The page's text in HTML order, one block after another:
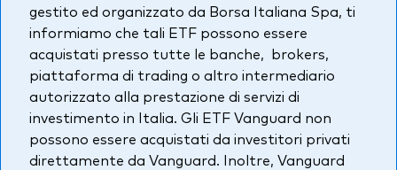
Passiva
Documenti importanti
Investi con Vanguard
gestito ed organizzato da Borsa Italiana Spa, ti
informiamo che tali ETF possono essere
acquistati presso tutte le banche, brokers,
piattaforma di trading o altro intermediario
autorizzato alla prestazione di servizi di
investimento in Italia. Gli ETF Vanguard non
possono essere acquistati da investitori privati
direttamente da Vanguard. Inoltre, Vanguard